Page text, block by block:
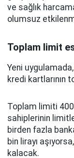
ve sağlık
olumsuz
Toplam limit
Yeni
kredi kartlarının
Toplam limiti 400
sahiplerinin
birden fazla
bin lirayı
kalacak.